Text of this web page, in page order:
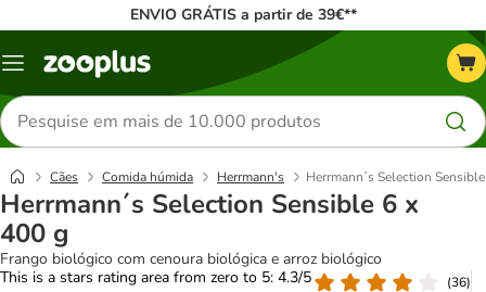
ENVIO GRÁTIS a partir de 39€**
Menu
Pesquisar
produtos
Cães Comida húmida Herrmann's Herrmann´s Selection
Herrmann´s Selection Sensible 6 x
400 g
Frango biológico com cenoura biológica e arroz biológico
This is a stars rating area from zero to 5: 4.3/5
(36)